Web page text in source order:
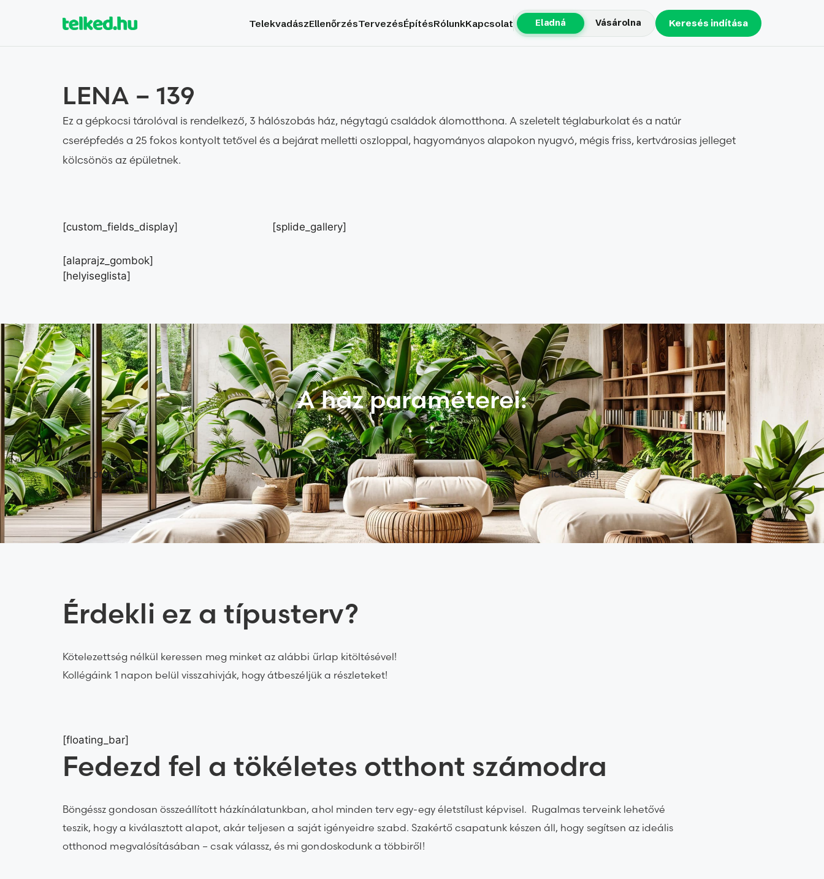
TelekvadászEllenőrzésTervezésÉpítésRólunkKapcsolat Eladná Vásárolna Keresés indítása
LENA – 139
Ez a gépkocsi tárolóval is rendelkező, 3 hálószobás ház, négytagú családok álomotthona. A szeletelt téglaburkolat és a natúr
cserépfedés a 25 fokos kontyolt tetővel és a bejárat melletti oszloppal, hagyományos alapokon nyugvó, mégis friss, kertvárosias jelleget
kölcsönös az épületnek.
[custom_fields_display]
[alaprajz_gombok]
[helyiseglista]
[splide_gallery]
A ház paraméterei:
[plan_properties] [price_table]
Érdekli ez a típusterv?
Kötelezettség nélkül keressen meg minket az alábbi űrlap kitöltésével!
Kollégáink 1 napon belül visszahivják, hogy átbeszéljük a részleteket!
[floating_bar]
Fedezd fel a tökéletes otthont számodra
Böngéssz gondosan összeállított házkínálatunkban, ahol minden terv egy-egy életstílust képvisel. Rugalmas terveink lehetővé
teszik, hogy a kiválasztott alapot, akár teljesen a saját igényeidre szabd. Szakértő csapatunk készen áll, hogy segítsen az ideális
otthonod megvalósításában – csak válassz, és mi gondoskodunk a többiről!